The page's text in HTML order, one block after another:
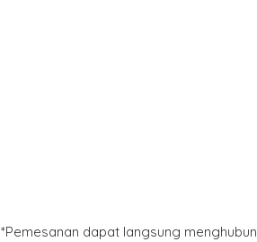
*Pemesanan dapat langsung